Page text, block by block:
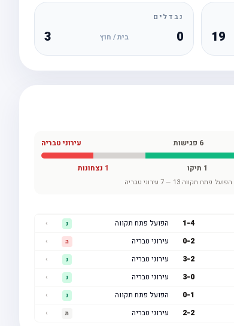
19
נבדלים
0 בית / חוץ 3
6 פגישות עירוני טבריה
1 תיקו 1 נצחונות
הפועל פתח תקווה 13
—
7 עירוני טבריה
1-4 הפועל פתח תקווה נ
›
0-2 עירוני טבריה ה
›
3-2 עירוני טבריה נ
›
3-0 עירוני טבריה נ
›
0-1 הפועל פתח תקווה נ
›
2-2 עירוני טבריה ת ›